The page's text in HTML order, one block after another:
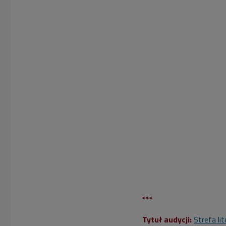
***
Tytuł audycji: Strefa